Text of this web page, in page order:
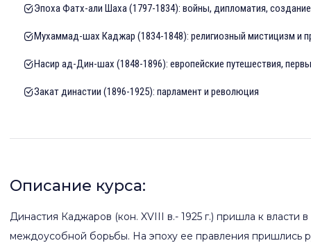
Эпоха Фатх-али Шаха (1797-1834): войны, дипломатия,
Мухаммад-шах Каджар (1834-1848): религиозный мистицизм и
Насир ад-Дин-шах (1848-1896): европейские путешествия,
Закат династии (1896-1925): парламент и революция
Описание курса:
Династия Каджаров (кон. XVIII в.- 1925 г.) пришла к
междоусобной борьбы. На эпоху ее правления пришлись